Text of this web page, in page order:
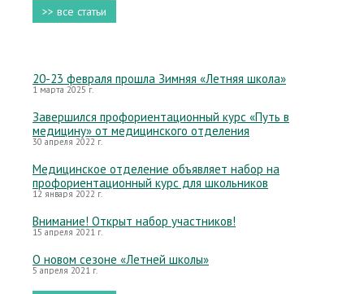
>> все статьи
20-23 февраля прошла Зимняя «Летняя школа»
1 марта 2025 г.
Завершился профориентационный курс «Путь в
медицину» от медицинского отделения
30 апреля 2022 г.
Медицинское отделение объявляет набор на
профориентационный курс для школьников
12 января 2022 г.
Внимание! Открыт набор участников!
15 апреля 2021 г.
О новом сезоне «Летней школы»
5 апреля 2021 г.